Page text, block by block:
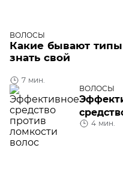
ВОЛОСЫ
Какие бывают
знать свой
7 мин.
ВОЛОСЫ
против
4 мин.